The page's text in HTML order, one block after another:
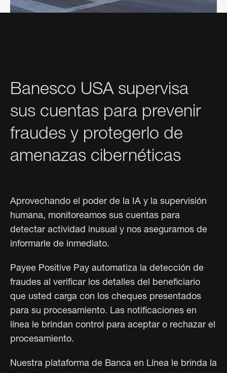
Banesco USA supervisa
sus cuentas para prevenir
fraudes y protegerlo de
amenazas cibernéticas
Aprovechando el poder de la IA y la supervisión
humana, monitoreamos sus cuentas para
detectar actividad inusual y nos aseguramos de
informarle de inmediato.
Payee Positive Pay automatiza la detección de
fraudes al verificar los detalles del beneficiario
que usted carga con los cheques presentados
para su procesamiento. Las notificaciones en
línea le brindan control para aceptar o rechazar el
procesamiento.
Nuestra plataforma de Banca en Línea le brinda la